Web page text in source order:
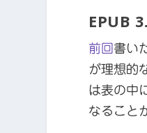
EPUB
前回書い
が理想的
は表の中
なること